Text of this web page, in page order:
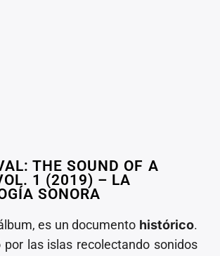
THE SOUND OF A
1 (2019) – LA
SONORA
es un documento histórico.
por las islas recolectando sonidos